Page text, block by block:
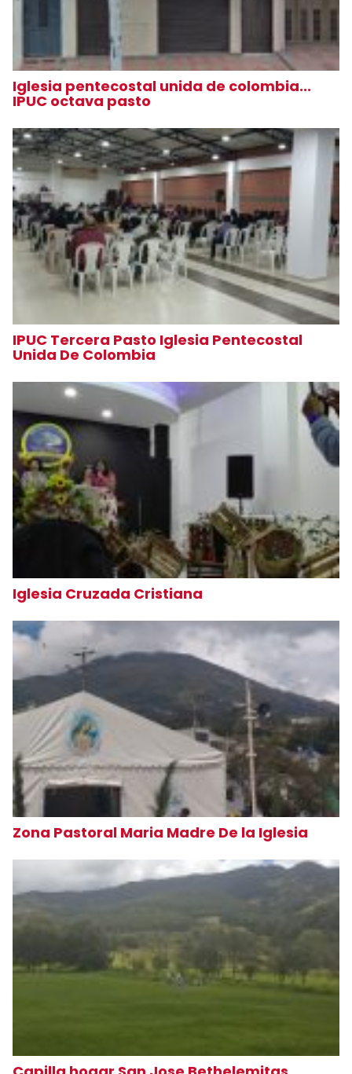
Iglesia pentecostal unida de colombia...
IPUC octava pasto
IPUC Tercera Pasto Iglesia Pentecostal
Unida De Colombia
Iglesia Cruzada Cristiana
Zona Pastoral Maria Madre De la Iglesia